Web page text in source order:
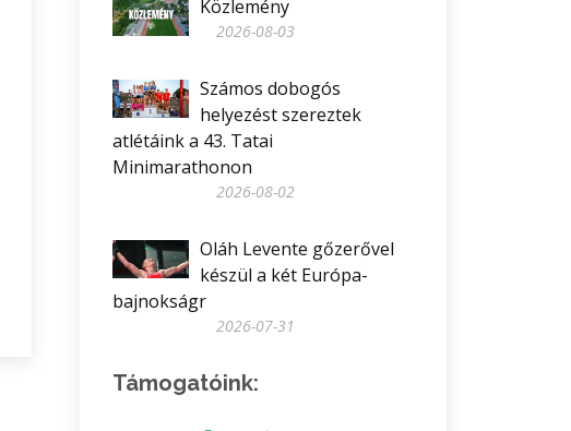
Közlemény
2026-08-03
Számos dobogós
helyezést szereztek
atlétáink a 43. Tatai
Minimarathonon
2026-08-02
Oláh Levente gőzerővel
készül a két Európa-
bajnokságr
2026-07-31
Támogatóink: